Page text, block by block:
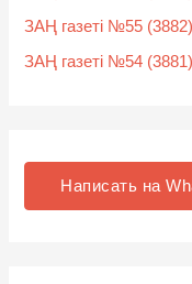
ЗАҢ газеті №55
ЗАҢ газеті №54
Написать на